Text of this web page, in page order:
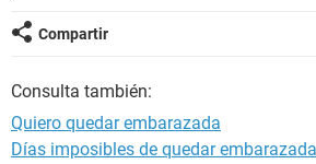
Compartir
Consulta también:
Quiero quedar embarazada
Días imposibles de quedar embarazada